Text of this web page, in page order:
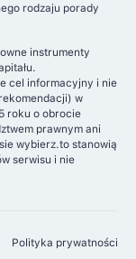
rodzaju porady
instrumenty
cel informacyjny i nie
w
roku o obrocie
prawnym ani
wybierz.to stanowią
serwisu i nie
Polityka prywatności